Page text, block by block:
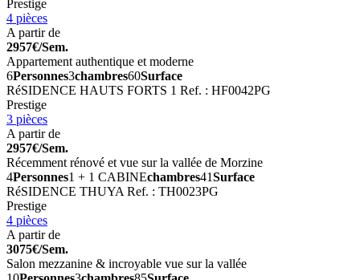
Prestige
4 pièces
A partir de
2957€/Sem.
Appartement authentique et moderne
6Personnes3chambres60Surface
RéSIDENCE HAUTS FORTS 1 Ref. : HF0042PG
Prestige
3 pièces
A partir de
2957€/Sem.
Récemment rénové et vue sur la vallée de Morzine
4Personnes1 + 1 CABINEchambres41Surface
RéSIDENCE THUYA Ref. : TH0023PG
Prestige
4 pièces
A partir de
3075€/Sem.
Salon mezzanine & incroyable vue sur la vallée